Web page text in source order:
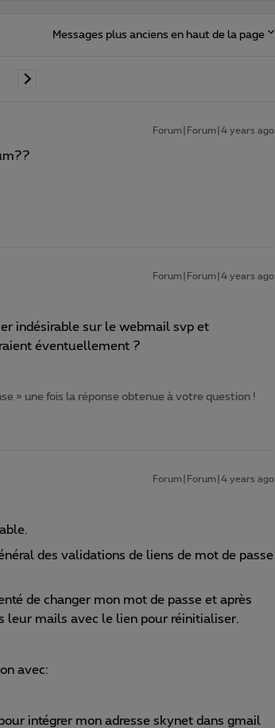
Messages plus anciens en haut de la page
Forum|Forum|4 years ago
Forum|Forum|4 years ago
indésirable sur le webmail svp et
éventuellement ?
» une fois la réponse obtenue à votre question !
Forum|Forum|4 years ago
des validations de liens de mot de passe
de changer mon mot de passe et après
leur mails avec le lien pour réinitialiser.
avec:
intégrer mon adresse skynet dans gmail